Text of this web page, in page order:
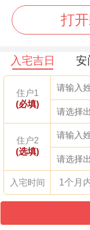
宜祭祀、祈
拆卸、入宅
忌；福泽绵
年壬辰月癸酉
宜开市、交
祈福、求嗣、
招财纳福、
壬辰月乙亥日
宜安香，出火
立券，交易、
打
入宅吉日 安
住户1
(必填)
住户2
(选填)
入宅时间